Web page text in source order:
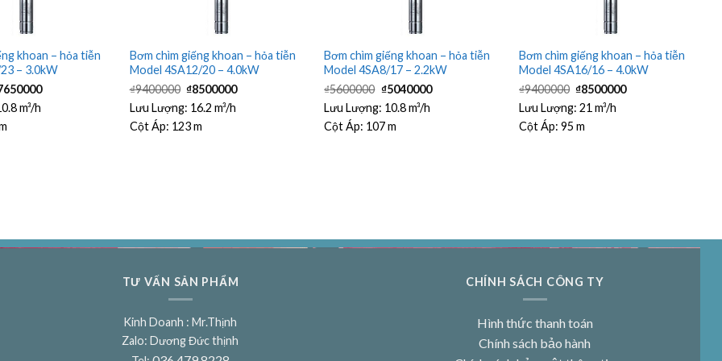
khoan – hỏa tiễn
– 3.0kW
Giá
hiện
m³/h
Bơm chìm giếng khoan – hỏa tiễn
Model 4SA12/20 – 4.0kW
₫9400000 Giá
gốc
là:
₫8500000Giá
hiện
Lưu Lượng: 16.2 m³/h
Cột Áp: 123 m
Bơm chìm giếng khoan – hỏa tiễn
Model 4SA8/17 – 2.2kW
₫5600000 Giá
gốc
là:
₫5040000Giá
hiện
Lưu Lượng: 10.8 m³/h
Cột Áp: 107 m
Bơm chìm giếng khoan – hỏa tiễn
Model 4SA16/16 – 4.0kW
₫9400000 Giá
gốc
là:
₫8500000Giá
hiện
Lưu Lượng:21 m³/h
Cột Áp:95 m
TƯ VẤN SẢN PHẨM
Kinh Doanh : Mr.Thịnh
Zalo: Dương Đức thịnh
CHÍNH SÁCH CÔNG TY
Hình thức thanh toán
Chính sách bảo hành